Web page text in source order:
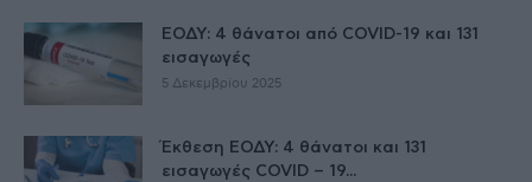
ΕΟΔΥ: 4 θάνατοι από COVID-19 και 131
εισαγωγές
5 Δεκεμβρίου 2025
Έκθεση ΕΟΔΥ: 4 θάνατοι και 131
εισαγωγές COVID – 19...